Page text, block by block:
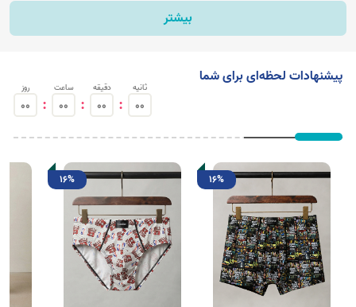
بیشتر
پیشنهادات لحظه‌ای برای شما
00
روز
: 00
ساعت
: 00
دقیقه
: 00
ثانیه
16%
16%